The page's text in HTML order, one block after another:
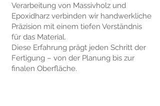
Verarbeitung von Massivholz und
Epoxidharz verbinden wir handwerkliche
Präzision mit einem tiefen Verständnis
für das Material.
Diese Erfahrung prägt jeden Schritt der
Fertigung – von der Planung bis zur
finalen Oberfläche.